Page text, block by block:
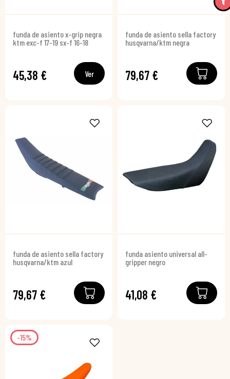
funda de asiento x-grip negra
ktm exc-f 17-19 sx-f 16-18
45,38 € Ver
funda de asiento sella factory
husqvarna/ktm negra
79,67 €
funda de asiento sella factory
husqvarna/ktm azul
79,67 €
funda asiento universal all-
gripper negro
41,08 €
-15%